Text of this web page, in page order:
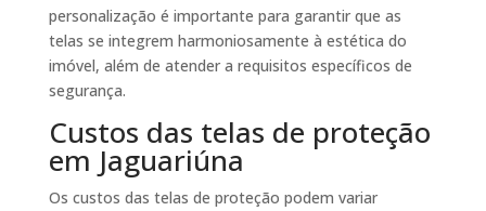
personalização é importante para garantir que as
telas se integrem harmoniosamente à estética do
imóvel, além de atender a requisitos específicos de
segurança.
Custos das telas de proteção
em Jaguariúna
Os custos das telas de proteção podem variar